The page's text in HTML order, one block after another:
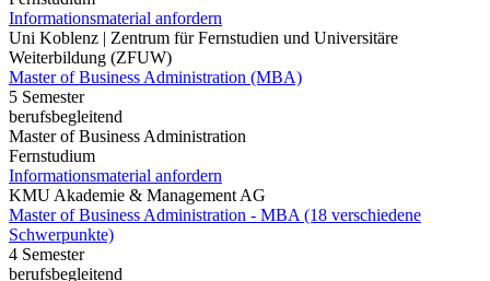
Informationsmaterial anfordern
Uni Koblenz | Zentrum für Fernstudien und Universitäre
Weiterbildung (ZFUW)
Master of Business Administration (MBA)
5 Semester
berufsbegleitend
Master of Business Administration
Fernstudium
Informationsmaterial anfordern
KMU Akademie & Management AG
Master of Business Administration - MBA (18 verschiedene
Schwerpunkte)
4 Semester
berufsbegleitend